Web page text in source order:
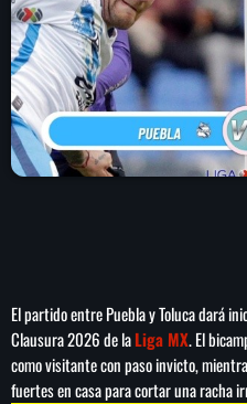
play_arrow LA CAMPESINA 104.5 FM
play_arrow LA CAMPESINA GEORGIA
PROGRAMACIÓN
LOCUCIÓN (TALENTO AL AIRE)
COMUNÍCATE
El partido entre Puebla y Toluca dará
Clausura 2026 de laLiga MX. El
como visitante con paso invicto,
fuertes en casa para cortar una racha